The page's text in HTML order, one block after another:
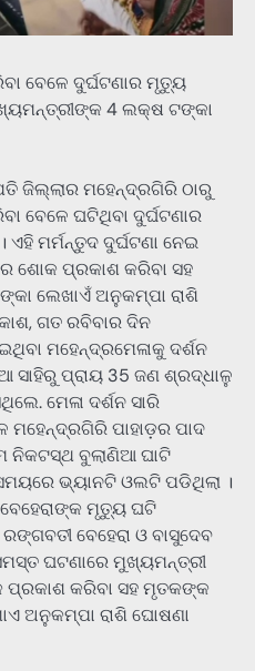
ବେଳେ ଦୁର୍ଘଟଣାର ମୃତ୍ୟୁ
4 ଲକ୍ଷ ଟଙ୍କା
ଜିଲ୍ଲାର ମହେନ୍ଦ୍ରଗିରି ଠାରୁ
ବେଳେ ଘଟିଥିବା ଦୁର୍ଘଟଣାର
ମର୍ମନ୍ତୁଦ ଦୁର୍ଘଟଣା ନେଇ
ଶୋକ ପ୍ରକାଶ କରିବା ସହ
ଲେଖାଏଁ ଅନୁକମ୍ପା ରାଶି
ଗତ ରବିବାର ଦିନ
ମହେନ୍ଦ୍ରମେଳାକୁ ଦର୍ଶନ
ସାହିରୁ ପ୍ରାୟ 35 ଜଣ ଶ୍ରଦ୍ଧାଳୁ
ମେଳା ଦର୍ଶନ ସାରି
ପାହାଡ଼ର ପାଦ
ନିକଟସ୍ଥ ବୁଲାଣିଆ ଘାଟି
ଭ୍ୟାନଟି ଓଲଟି ପଡିଥିଲା ।
ମୃତ୍ୟୁ ଘଟି
ବେହେରା ଓ ବାସୁଦେବ
ଘଟଣାରେ ମୁଖ୍ୟମନ୍ତ୍ରୀ
ପ୍ରକାଶ କରିବା ସହ ମୃତକଙ୍କ
ଅନୁକମ୍ପା ରାଶି ଘୋଷଣା